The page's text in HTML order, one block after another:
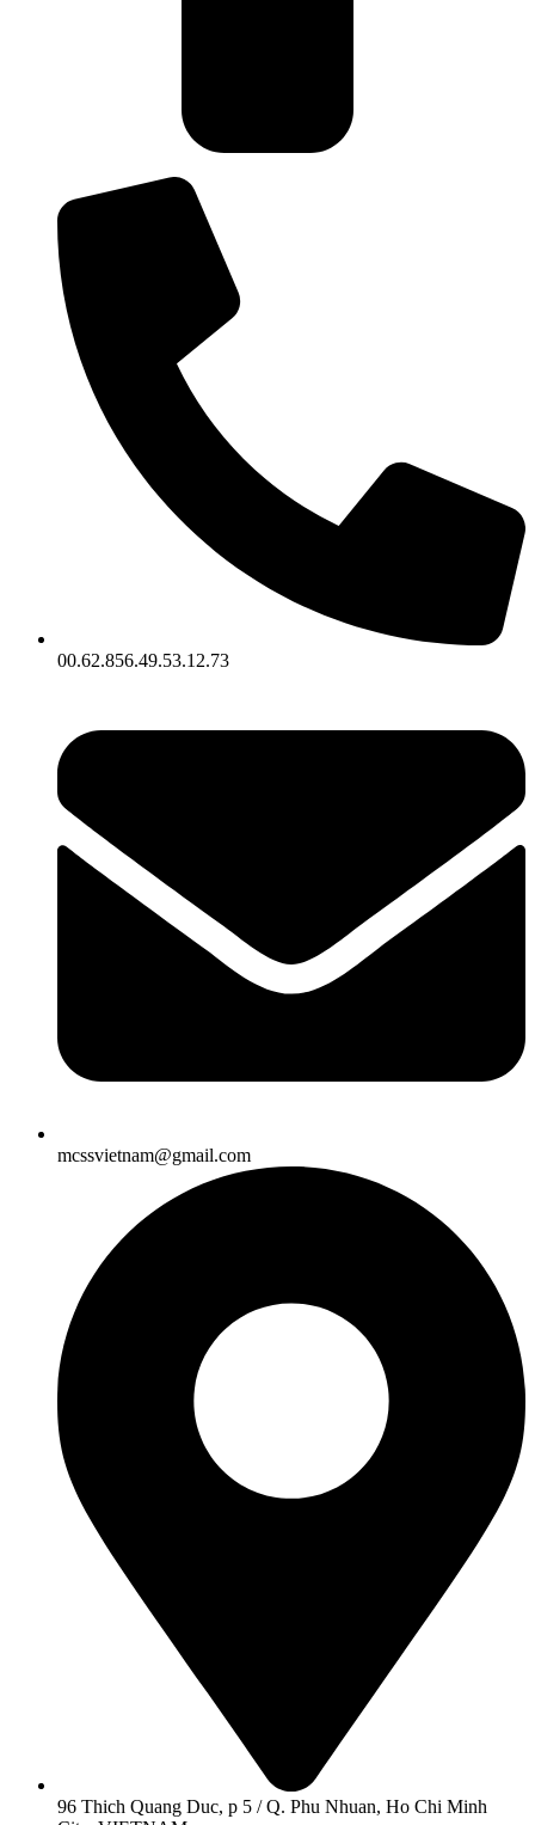
00.62.856.49.53.12.73
mcssvietnam@gmail.com
96 Thich Quang Duc, p 5 / Q. Phu Nhuan, Ho Chi Minh